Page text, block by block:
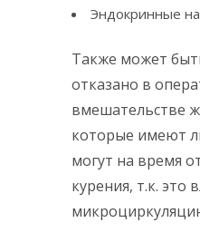
Эндокринные
Также может
отказано в
вмешательстве
которые имеют
могут на время
курения, т.к. это